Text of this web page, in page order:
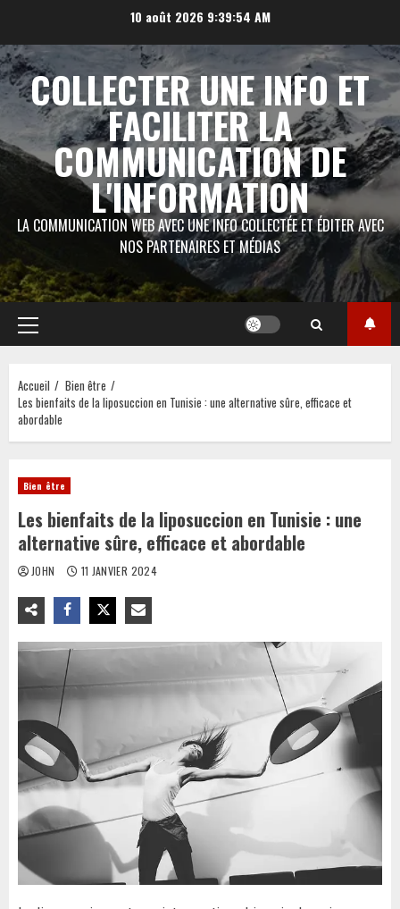
contenu
10 août 2026 9:39:56 AM
COLLECTER UNE INFO ET
FACILITER LA
COMMUNICATION DE
L'INFORMATION
LA COMMUNICATION WEB AVEC UNE INFO COLLECTÉE ET ÉDITER AVEC
NOS PARTENAIRES ET MÉDIAS
Menu
principal
Accueil
Bien être
Les bienfaits de la liposuccion en Tunisie : une alternative sûre, efficace et
abordable
Bien être
Les bienfaits de la liposuccion en Tunisie : une
alternative sûre, efficace et abordable
JOHN 11 JANVIER 2024